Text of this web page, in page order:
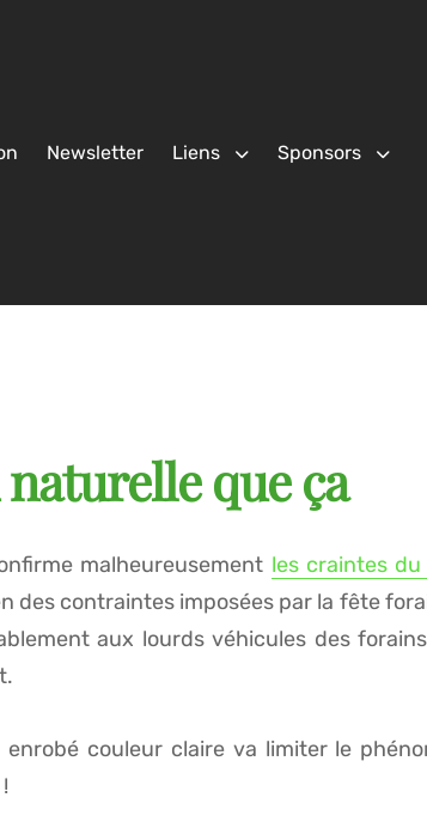
Newsletter Liens Sponsors
que ça
malheureusement les craintes du
des contraintes imposées par la fête
aux lourds véhicules des
couleur claire va limiter le